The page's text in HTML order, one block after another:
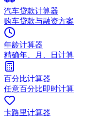
汽车贷款计算器
购车贷款与融资方案
年龄计算器
精确年、月、日计算
百分比计算器
任意百分比即时计算
卡路里计算器